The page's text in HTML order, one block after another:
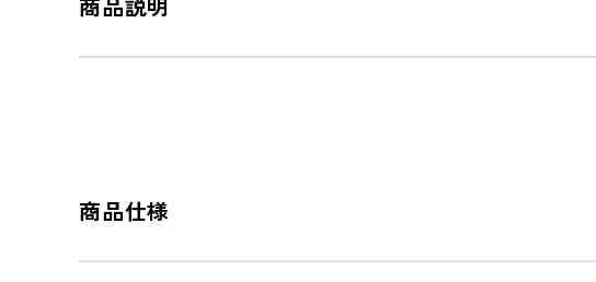
商品仕様